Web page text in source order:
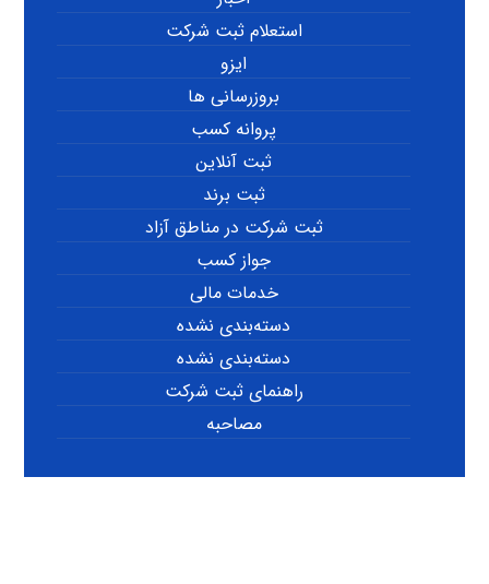
استعلام ثبت شرکت
ایزو
بروزرسانی ها
پروانه کسب
ثبت آنلاین
ثبت برند
ثبت شرکت در مناطق آزاد
جواز کسب
خدمات مالی
دسته‌بندی نشده
دسته‌بندی نشده
راهنمای ثبت شرکت
مصاحبه